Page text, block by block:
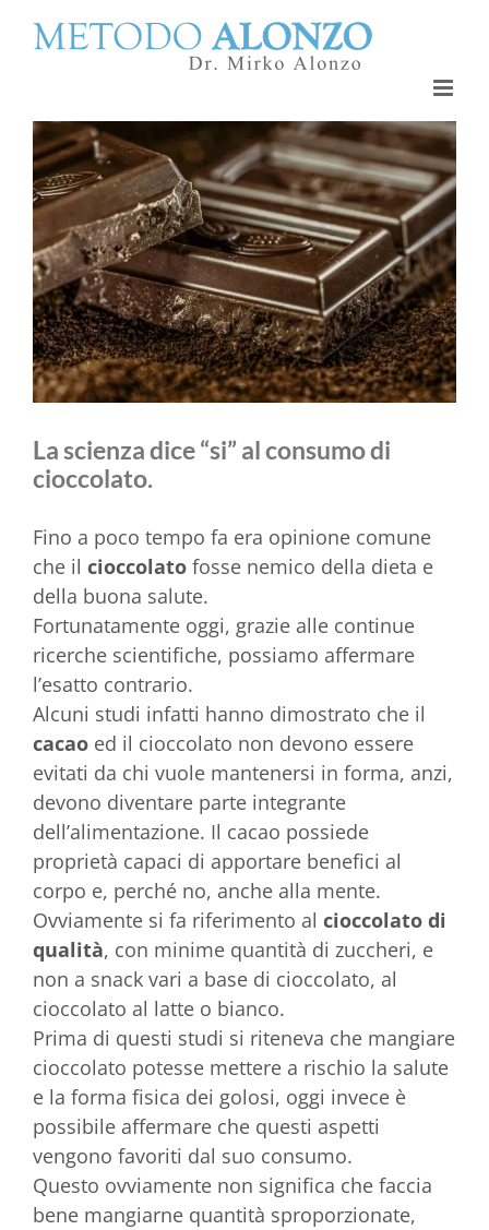
La scienza dice “si” al consumo di
cioccolato.
Fino a poco tempo fa era opinione comune
che il cioccolato fosse nemico della dieta e
della buona salute.
Fortunatamente oggi, grazie alle continue
ricerche scientifiche, possiamo affermare
l’esatto contrario.
Alcuni studi infatti hanno dimostrato che il
cacao ed il cioccolato non devono essere
evitati da chi vuole mantenersi in forma, anzi,
devono diventare parte integrante
dell’alimentazione. Il cacao possiede
proprietà capaci di apportare benefici al
corpo e, perché no, anche alla mente.
Ovviamente si fa riferimento al cioccolato di
qualità, con minime quantità di zuccheri, e
non a snack vari a base di cioccolato, al
cioccolato al latte o bianco.
Prima di questi studi si riteneva che mangiare
cioccolato potesse mettere a rischio la salute
e la forma fisica dei golosi, oggi invece è
possibile affermare che questi aspetti
vengono favoriti dal suo consumo.
Questo ovviamente non significa che faccia
bene mangiarne quantità sproporzionate,